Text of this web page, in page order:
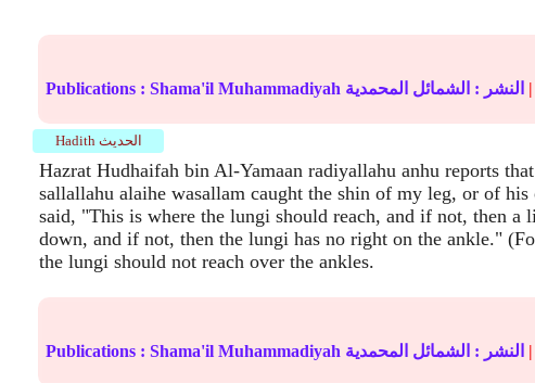
Publications : Shama'il Muhammadiyah النشر : الشمائل المحمدية |
Hadith الحديث
Hazrat Hudhaifah bin Al-Yamaan radiyallahu anhu reports
sallallahu alaihe wasallam caught the shin of my leg, or of his
said, "This is where the lungi should reach, and if not, then a
down, and if not, then the lungi has no right on the ankle."
the lungi should not reach over the ankles.
Publications : Shama'il Muhammadiyah النشر : الشمائل المحمدية |